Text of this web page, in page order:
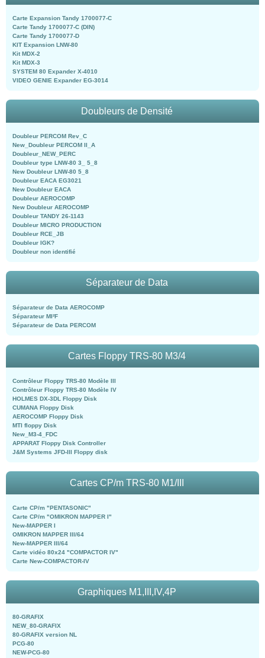
Carte Expansion Tandy 1700077-C
Carte Tandy 1700077-C (DIN)
Carte Tandy 1700077-D
KIT Expansion LNW-80
Kit MDX-2
Kit MDX-3
SYSTEM 80 Expander X-4010
VIDEO GENIE Expander EG-3014
Doubleurs de Densité
Doubleur PERCOM Rev_C
New_Doubleur PERCOM II_A
Doubleur_NEW_PERC
Doubleur type LNW-80 3_ 5_8
New Doubleur LNW-80 5_8
Doubleur EACA EG3021
New Doubleur EACA
Doubleur AEROCOMP
New Doubleur AEROCOMP
Doubleur TANDY 26-1143
Doubleur MICRO PRODUCTION
Doubleur RCE_JB
Doubleur IGK?
Doubleur non identifié
Séparateur de Data
Séparateur de Data AEROCOMP
Séparateur MI²F
Séparateur de Data PERCOM
Cartes Floppy TRS-80 M3/4
Contrôleur Floppy TRS-80 Modèle III
Contrôleur Floppy TRS-80 Modèle IV
HOLMES DX-3DL Floppy Disk
CUMANA Floppy Disk
AEROCOMP Floppy Disk
MTI floppy Disk
New_M3-4_FDC
APPARAT Floppy Disk Controller
J&M Systems JFD-III Floppy disk
Cartes CP/m TRS-80 M1/III
Carte CP/m "PENTASONIC"
Carte CP/m "OMIKRON MAPPER I"
New-MAPPER I
OMIKRON MAPPER III/64
New-MAPPER III/64
Carte vidéo 80x24 "COMPACTOR IV"
Carte New-COMPACTOR-IV
Graphiques M1,III,IV,4P
80-GRAFIX
NEW_80-GRAFIX
80-GRAFIX version NL
PCG-80
NEW-PCG-80